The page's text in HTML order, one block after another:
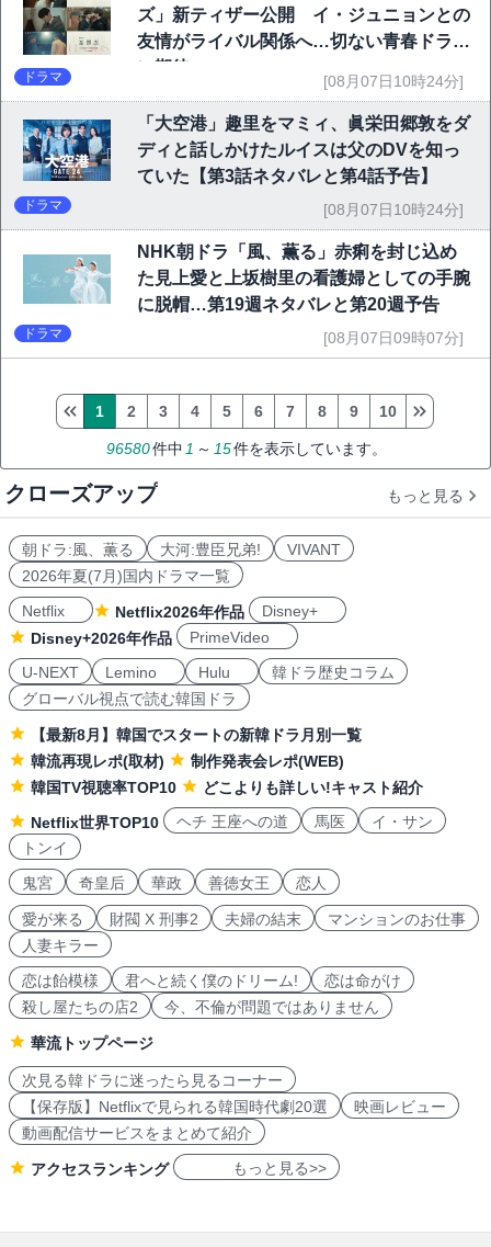
ズ」新ティザー公開 イ・ジュニョンとの
友情がライバル関係へ…切ない青春ドラマ
に期待
ドラマ [08月07日10時24分]
「大空港」趣里をマミィ、眞栄田郷敦をダ
ディと話しかけたルイスは父のDVを知っ
ていた【第3話ネタバレと第4話予告】
ドラマ [08月07日10時24分]
NHK朝ドラ「風、薫る」赤痢を封じ込め
た見上愛と上坂樹里の看護婦としての手腕
に脱帽…第19週ネタバレと第20週予告
ドラマ [08月07日09時07分]
96580件中1 ～ 15件を表示しています。
1 2 3 4 5 6 7 8 9 10
クローズアップ もっと見る
朝ドラ:風、薫る 大河:豊臣兄弟!
VIVANT
2026年夏(7月)国内ドラマ一覧
Netflix
Netflix2026年作品
Disney+
Disney+2026年作品
PrimeVideo
U-NEXT
Lemino Hulu
韓ドラ歴史コラム
グローバル視点で読む韓国ドラ
【最新8月】韓国でスタートの新韓ドラ月別一覧
韓流再現レポ(取材)
制作発表会レポ(WEB)
韓国TV視聴率TOP10
どこよりも詳しい!キャスト紹介
Netflix世界TOP10
ヘチ 王座への道 馬医
イ・サン
トンイ
鬼宮
奇皇后 華政 善徳女王 恋人
愛が来る 財閥 X 刑事2 夫婦の結末
マンションのお仕事
人妻キラー
恋は飴模様
君へと続く僕のドリーム!
恋は命がけ
殺し屋たちの店2
今、不倫が問題ではありません
華流トップページ
次見る韓ドラに迷ったら見るコーナー
【保存版】Netflixで見られる韓国時代劇20選
映画レビュー
動画配信サービスをまとめて紹介
アクセスランキング もっと見る>>